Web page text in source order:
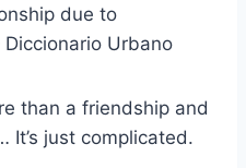
due to
Diccionario Urbano
than a friendship and
It’s just complicated.